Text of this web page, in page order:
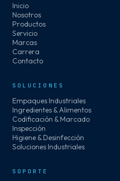
Inicio
Nosotros
Productos
Servicio
Marcas
Carrera
Contacto
SOLUCIONES
Empaques Industriales
Ingredientes & Alimentos
Codificación & Marcado
Inspección
Higiene & Desinfección
Soluciones Industriales
SOPORTE